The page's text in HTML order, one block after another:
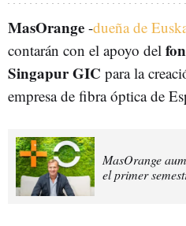
MasOrange -dueña de
contarán con el apoyo del
Singapur GIC para la
empresa de fibra óptica de
MasOrange
el primer